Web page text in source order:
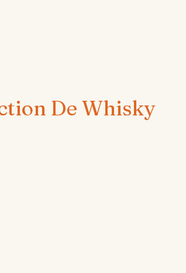
De Whisky